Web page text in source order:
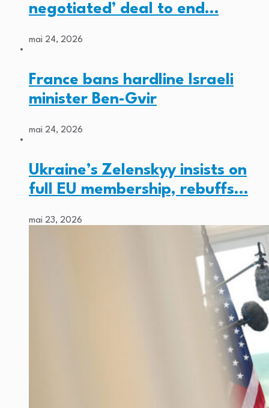
negotiated’ deal to end…
mai 24, 2026
France bans hardline Israeli
minister Ben-Gvir
mai 24, 2026
Ukraine’s Zelenskyy insists on
full EU membership, rebuffs…
mai 23, 2026